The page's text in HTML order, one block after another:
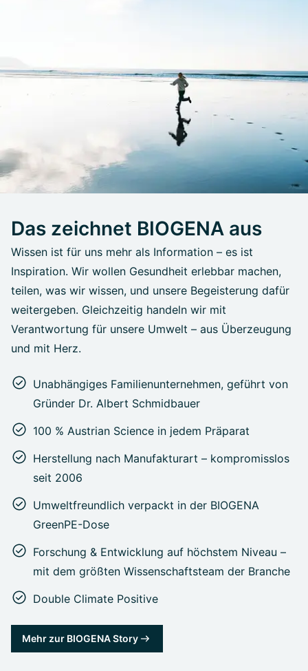
Das zeichnet BIOGENA aus
Wissen ist für uns mehr als Information – es ist
Inspiration. Wir wollen Gesundheit erlebbar machen,
teilen, was wir wissen, und unsere Begeisterung dafür
weitergeben. Gleichzeitig handeln wir mit
Verantwortung für unsere Umwelt – aus Überzeugung
und mit Herz.
Unabhängiges Familienunternehmen, geführt von
Gründer Dr. Albert Schmidbauer
100 % Austrian Science in jedem Präparat
Herstellung nach Manufakturart – kompromisslos
seit 2006
Umweltfreundlich verpackt in der BIOGENA
GreenPE-Dose
Forschung & Entwicklung auf höchstem Niveau –
mit dem größten Wissenschaftsteam der Branche
Double Climate Positive
Mehr zur BIOGENA Story